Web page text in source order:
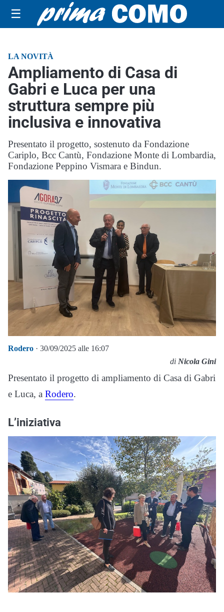
☰
LA NOVITÀ
Ampliamento di Casa di
Gabri e Luca per una
struttura sempre più
inclusiva e innovativa
Presentato il progetto, sostenuto da Fondazione
Cariplo, Bcc Cantù, Fondazione Monte di Lombardia,
Fondazione Peppino Vismara e Bindun.
Rodero · 30/09/2025 alle 16:07
di Nicola Gini
Presentato il progetto di ampliamento di Casa di Gabri
e Luca, a Rodero.
L’iniziativa